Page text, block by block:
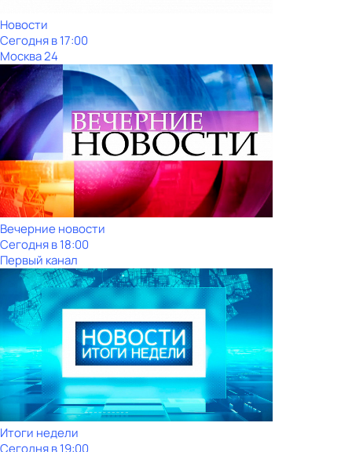
Новости
Сегодня в 17:00
Москва 24
Вечерние новости
Сегодня в 18:00
Первый канал
Итоги недели
Сегодня в 19:00